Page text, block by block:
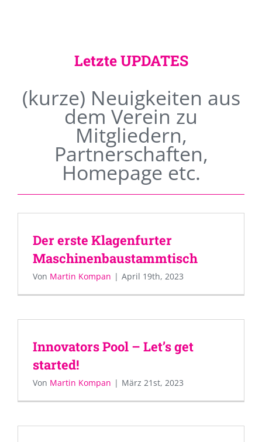
Letzte UPDATES
(kurze) Neuigkeiten aus
dem Verein zu
Mitgliedern,
Partnerschaften,
Homepage etc.
Der erste Klagenfurter
Maschinenbaustammtisch
Von Martin Kompan | April 19th, 2023
Innovators Pool – Let’s get
started!
Von Martin Kompan | März 21st, 2023